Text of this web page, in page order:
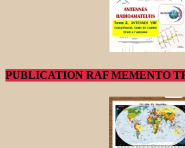
PUBLICATION RAF MEMENTO